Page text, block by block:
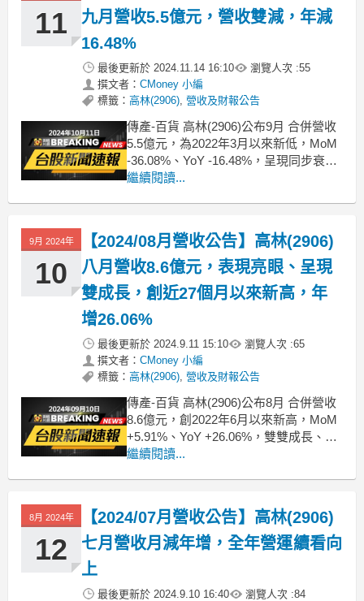
11
九月營收5.5億元，營收雙減，年減
16.48%
最後更新於 2024.11.14 16:10 瀏覽人次 :55
撰文者： CMoney 小編
標籤： 高林(2906), 營收及財報公告
傳產-百貨 高林(2906)公布9月 合併營收
5.5億元，為2022年3月以來新低，MoM
-36.08%、YoY -16.48%，呈現同步衰
退、營收表現不佳；累計2024年1月至9
可點擊下方連結，從籌碼K線APP查詢
繼續閱讀...
9月 2024年
10
【2024/08月營收公告】高林(2906)
八月營收8.6億元，表現亮眼、呈現
雙成長，創近27個月以來新高，年
增26.06%
最後更新於 2024.9.11 15:10 瀏覽人次 :65
撰文者： CMoney 小編
標籤： 高林(2906), 營收及財報公告
傳產-百貨 高林(2906)公布8月 合併營收
8.6億元，創2022年6月以來新高，MoM
+5.91%、YoY +26.06%，雙雙成長、營
收表現亮眼；累計2024年1月至8月營收
連結，從籌碼K線APP查詢哦！h
繼續閱讀...
8月 2024年
12
【2024/07月營收公告】高林(2906)
七月營收月減年增，全年營運續看向
上
最後更新於 2024.9.10 16:40 瀏覽人次 :84